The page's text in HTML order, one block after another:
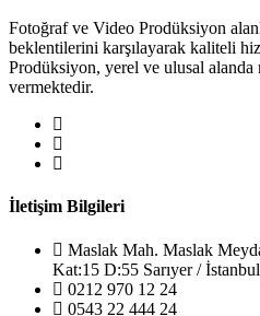
Fotoğraf ve Video Prodüksiyon
beklentilerini karşılayarak kaliteli
Prodüksiyon, yerel ve ulusal alanda
vermektedir.
İletişim Bilgileri
Maslak Mah. Maslak
Kat:15 D:55 Sarıyer / İstanbul
0212 970 12 24
0543 22 444 24